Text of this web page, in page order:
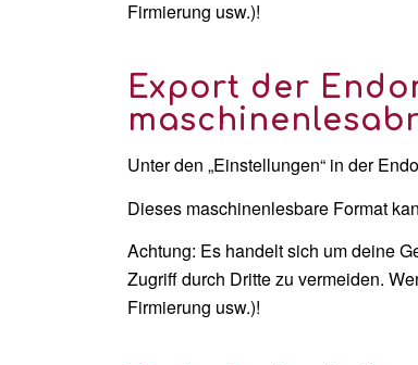
Firmierung usw.)!
Export der
Unter den „Einstellungen“ in der
Dieses maschinenlesbare Format
Achtung: Es handelt sich um deine
Zugriff durch Dritte zu vermeiden.
Firmierung usw.)!